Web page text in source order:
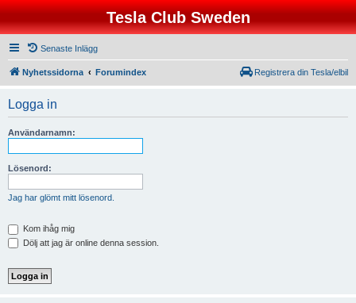
Tesla Club Sweden
Senaste Inlägg
Nyhetssidorna Forumindex Registrera din Tesla/elbil
Logga in
Användarnamn:
Lösenord:
Jag har glömt mitt lösenord.
Kom ihåg mig
Dölj att jag är online denna session.